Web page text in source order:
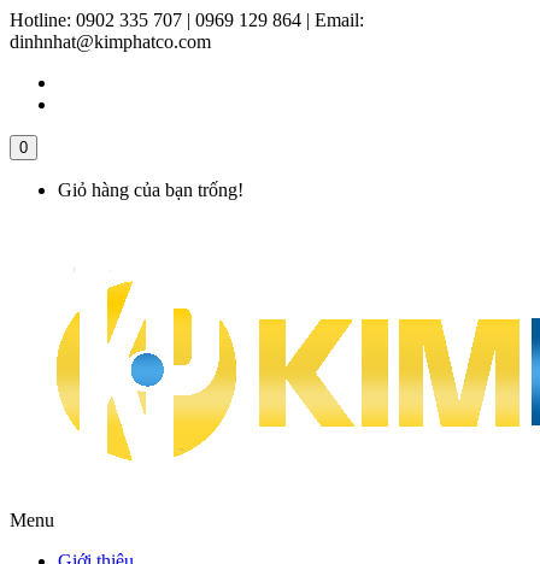
Hotline: 0902 335 707 | 0969 129 864 | Email:
dinhnhat@kimphatco.com
0
Giỏ hàng của bạn trống!
Menu